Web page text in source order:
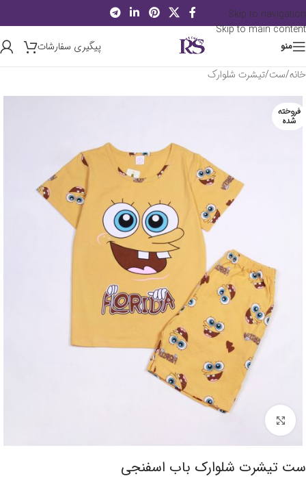
Skip to navigation
Skip to main content
منو
پیگیری سفارشات
خانه/ست/تیشرت شلوارک
فروخته
شده
برای بزرگنمایی کلیک کنید
ست تیشرت شلوارک باب اسفنجی